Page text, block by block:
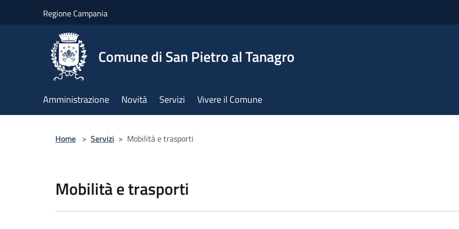
Regione Campania
Comune di San Pietro al Tanagro
Amministrazione Novità Servizi Vivere il Comune
Home > Servizi > Mobilità e trasporti
Mobilità e trasporti